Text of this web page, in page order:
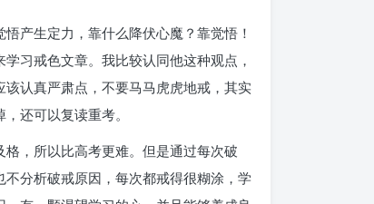
产生定力，靠什么降伏心魔？靠觉悟！
习戒色文章。我比较认同他这种观点，
认真严肃点，不要马马虎虎地戒，其实
还可以复读重考。
，所以比高考更难。但是通过每次破
分析破戒原因，每次都戒得很糊涂，学